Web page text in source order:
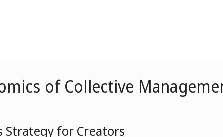
of Collective
Strategy for Creators